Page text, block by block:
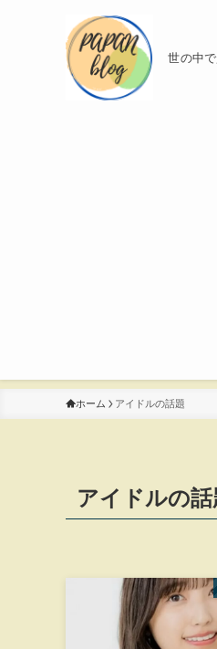
世の中
ホーム アイドルの話題
アイドルの話